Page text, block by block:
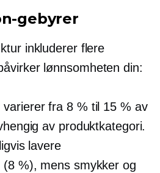
gebyrer
inkluderer flere
lønnsomheten din:
varierer fra 8 % til 15 % av
av produktkategori.
lavere
(8 %), mens smykker og